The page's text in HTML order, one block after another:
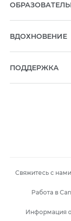
ВДОХНОВЕНИЕ
ПОДДЕРЖКА
Свяжитесь с нами
Работа в
Информация